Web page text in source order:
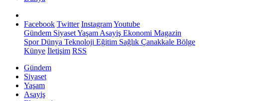
Facebook Twitter InstagramYoutube
Gündem SiyasetYaşam Asayiş Ekonomi Magazin
SporDünya Teknoloji Eğitim Sağlık Çanakkale Bölge
Künye İletişim RSS
Gündem
Siyaset
Yaşam
Asayiş